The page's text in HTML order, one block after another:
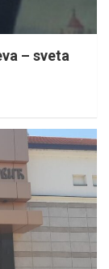
– sveta